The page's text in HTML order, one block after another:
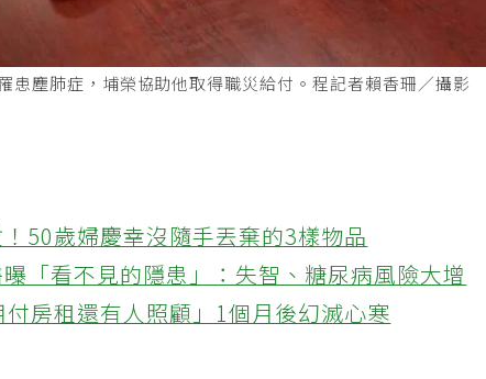
患塵肺症，埔榮協助他取得職災給付。程記者賴香珊／攝影
50歲婦慶幸沒隨手丟棄的3樣物品
「看不見的隱患」：失智、糖尿病風險大增
房租還有人照顧」1個月後幻滅心寒